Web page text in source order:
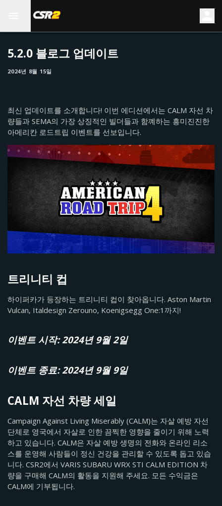
5.2.0 블로그 업데이트
2024년 8월 15일
최신 업데이트를 소개합니다! 이번 에디션에서는 CALM 자선 차
량들과 SEMA의 가장 상징적인 빌더들과 함꼐하는 흥미진진한
아메리칸 로드트립 이벤트를 선보입니다.
트리니티 컵
하이퍼카가 등장하는 트리니티 컵이 찾아옵니다. Aston Martin
Vulcan, Italdesign Zerouno, Koenigsegg One:1까지!
이벤트 시작: 2024년 9월 2일
이벤트 종료: 2024년 9월 9일
CALM 자선 차량 세일
Campaign Against Living Miserably (CALM)는 자살 예방 자선
단체로 영국에서 자살로 인한 끔찍한 영향을 줄이기 위해 노력
하고 있습니다. CALM은 자살 예방 생명의 전화와 온라인 리소
스를 운영해 사람들이 정신 건강을 관리할 수 있도록 돕고 있습
니다. CSR2에서 VARIS SUBARU WRX STI CALM EDITION 차
량을 구매해 CALM의 활동을 지원해 주세요. 모든 수익금은
CALM에 기부됩니다.